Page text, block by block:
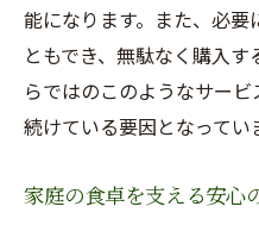
家庭料理へのア
堺市精肉店の質と価
品質管理の徹底
競争力ある価格設
お得意様限定の
能になります。また、必
ともでき、無駄なく購入
らではのこのようなサー
続けている要因となってい
家庭の食卓を支える安心